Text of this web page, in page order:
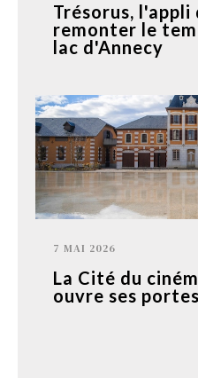
Trésorus,
remonter le
lac d'Annecy
7 MAI 2026
La Cité du
ouvre ses